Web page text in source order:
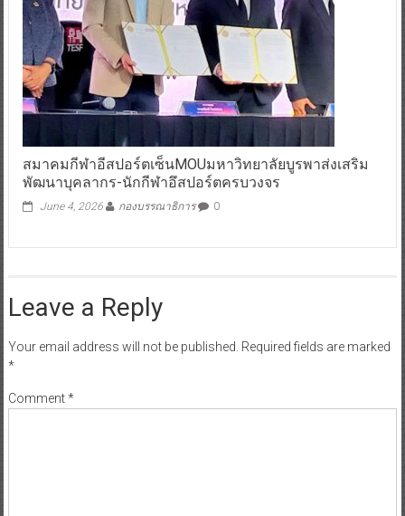
สมาคมกีฬาอีสปอร์ตเซ็นMOUมหาวิทยาลัยบูรพาส่งเสริม
พัฒนาบุคลากร-นักกีฬาอึสปอร์ตครบวงจร
June 4, 2026 กองบรรณาธิการ 0
Leave a Reply
Your email address will not be published. Required fields are marked
*
Comment*